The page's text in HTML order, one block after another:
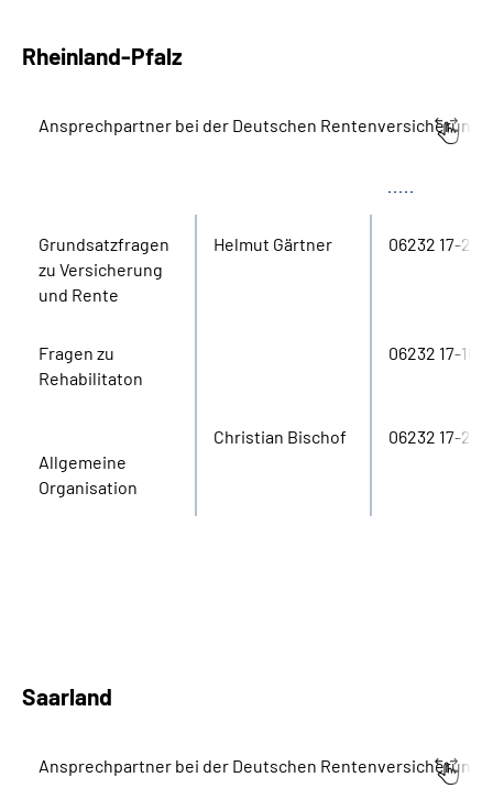
Rheinland-Pfalz
Ansprechpartner bei der Deutschen Rentenversicherung
Grund­satz­fragen
zu Versicherung
und Rente
Helmut Gärtner 06232 17-
Fragen zu
Rehabilitaton
06232 17-1010
Allgemeine
Organisation
Christian Bischof 06232 17-
Saarland
Ansprechpartner bei der Deutschen Rentenversicherung